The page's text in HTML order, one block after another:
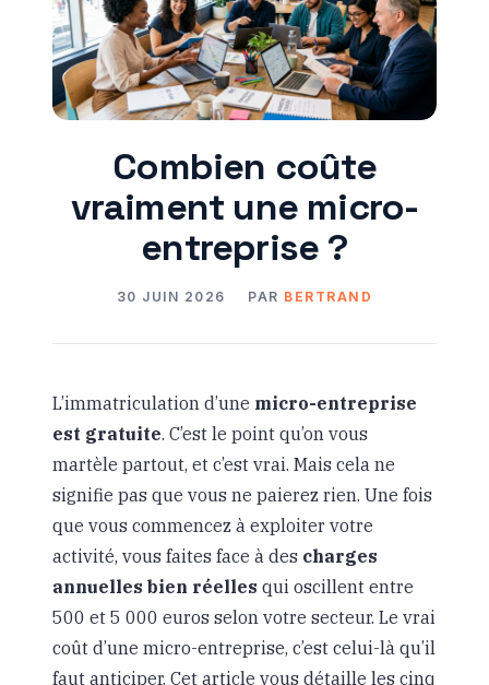
Combien coûte
vraiment une micro-
entreprise ?
30 JUIN 2026 PAR BERTRAND
L’immatriculation d’une micro-entreprise
est gratuite. C’est le point qu’on vous
martèle partout, et c’est vrai. Mais cela ne
signifie pas que vous ne paierez rien. Une fois
que vous commencez à exploiter votre
activité, vous faites face à des charges
annuelles bien réelles qui oscillent entre
500 et 5 000 euros selon votre secteur. Le vrai
coût d’une micro-entreprise, c’est celui-là qu’il
faut anticiper. Cet article vous détaille les cinq